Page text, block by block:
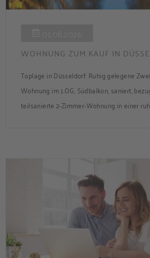
WOHNUNG ZUM KAUF IN
Toplage in Düsseldorf: Ruhig gelegene
Wohnung im 1.OG, Südbalkon, saniert,
teilsanierte 2-Zimmer-Wohnung in einer
Badezimmer, ins Schlafzimmer und […]